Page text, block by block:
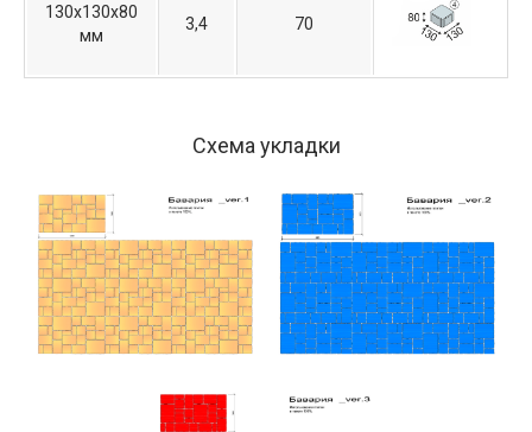
130х130х80
мм
3,4 70
Схема укладки